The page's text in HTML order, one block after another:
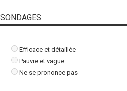
SONDAGES
Efficace et détaillée
Pauvre et vague
Ne se prononce pas